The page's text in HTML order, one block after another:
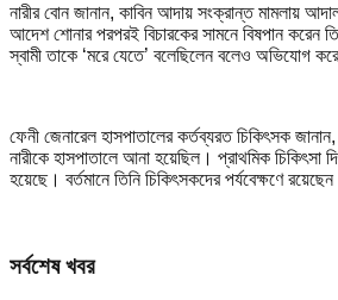
নারীর বোন জানান, কাবিন আদায় সংক্রান্ত মামলায়
আদেশ শোনার পরপরই বিচারকের সামনে বিষপান করেন
স্বামী তাকে ‘মরে যেতে’ বলেছিলেন বলেও অভিযোগ
ফেনী জেনারেল হাসপাতালের কর্তব্যরত চিকিৎসক
নারীকে হাসপাতালে আনা হয়েছিল। প্রাথমিক চিকিৎসা
হয়েছে। বর্তমানে তিনি চিকিৎসকদের পর্যবেক্ষণে
সর্বশেষ খবর